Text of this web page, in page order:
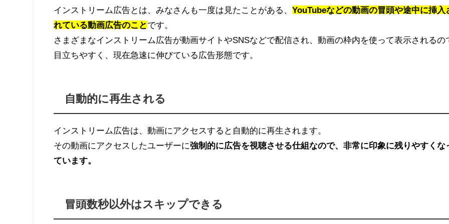
インストリーム広告とは、みなさんも一度は見たことがある、YouTubeなどの動画の冒頭や途中に挿入
れている動画広告のことです。
さまざまなインストリーム広告が動画サイトやSNSなどで配信され、動画の枠内を使って表示されるの
目立ちやすく、現在急速に伸びている広告形態です。
自動的に再生される
インストリーム広告は、動画にアクセスすると自動的に再生されます。
その動画にアクセスしたユーザーに強制的に広告を視聴させる仕組なので、非常に印象に残りやすくな
ています。
冒頭数秒以外はスキップできる